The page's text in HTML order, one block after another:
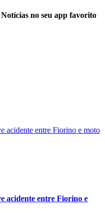
no seu app favorito
acidente entre Fiorino e